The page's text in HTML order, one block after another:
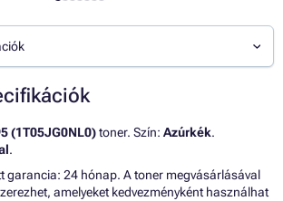
(1T05JG0NL0)toner. Szín: Azúrkék.
.
garancia: 24 hónap. A toner megvásárlásával
amelyeket kedvezményként használhat